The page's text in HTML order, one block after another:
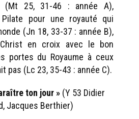
25, 31-46 : année A),
pour une royauté qui
(Jn 18, 33-37 : année B),
en croix avec le bon
portes du Royaume à ceux
pas (Lc 23, 35-43 : année C).
ton jour »(Y 53 Didier
Jacques Berthier)